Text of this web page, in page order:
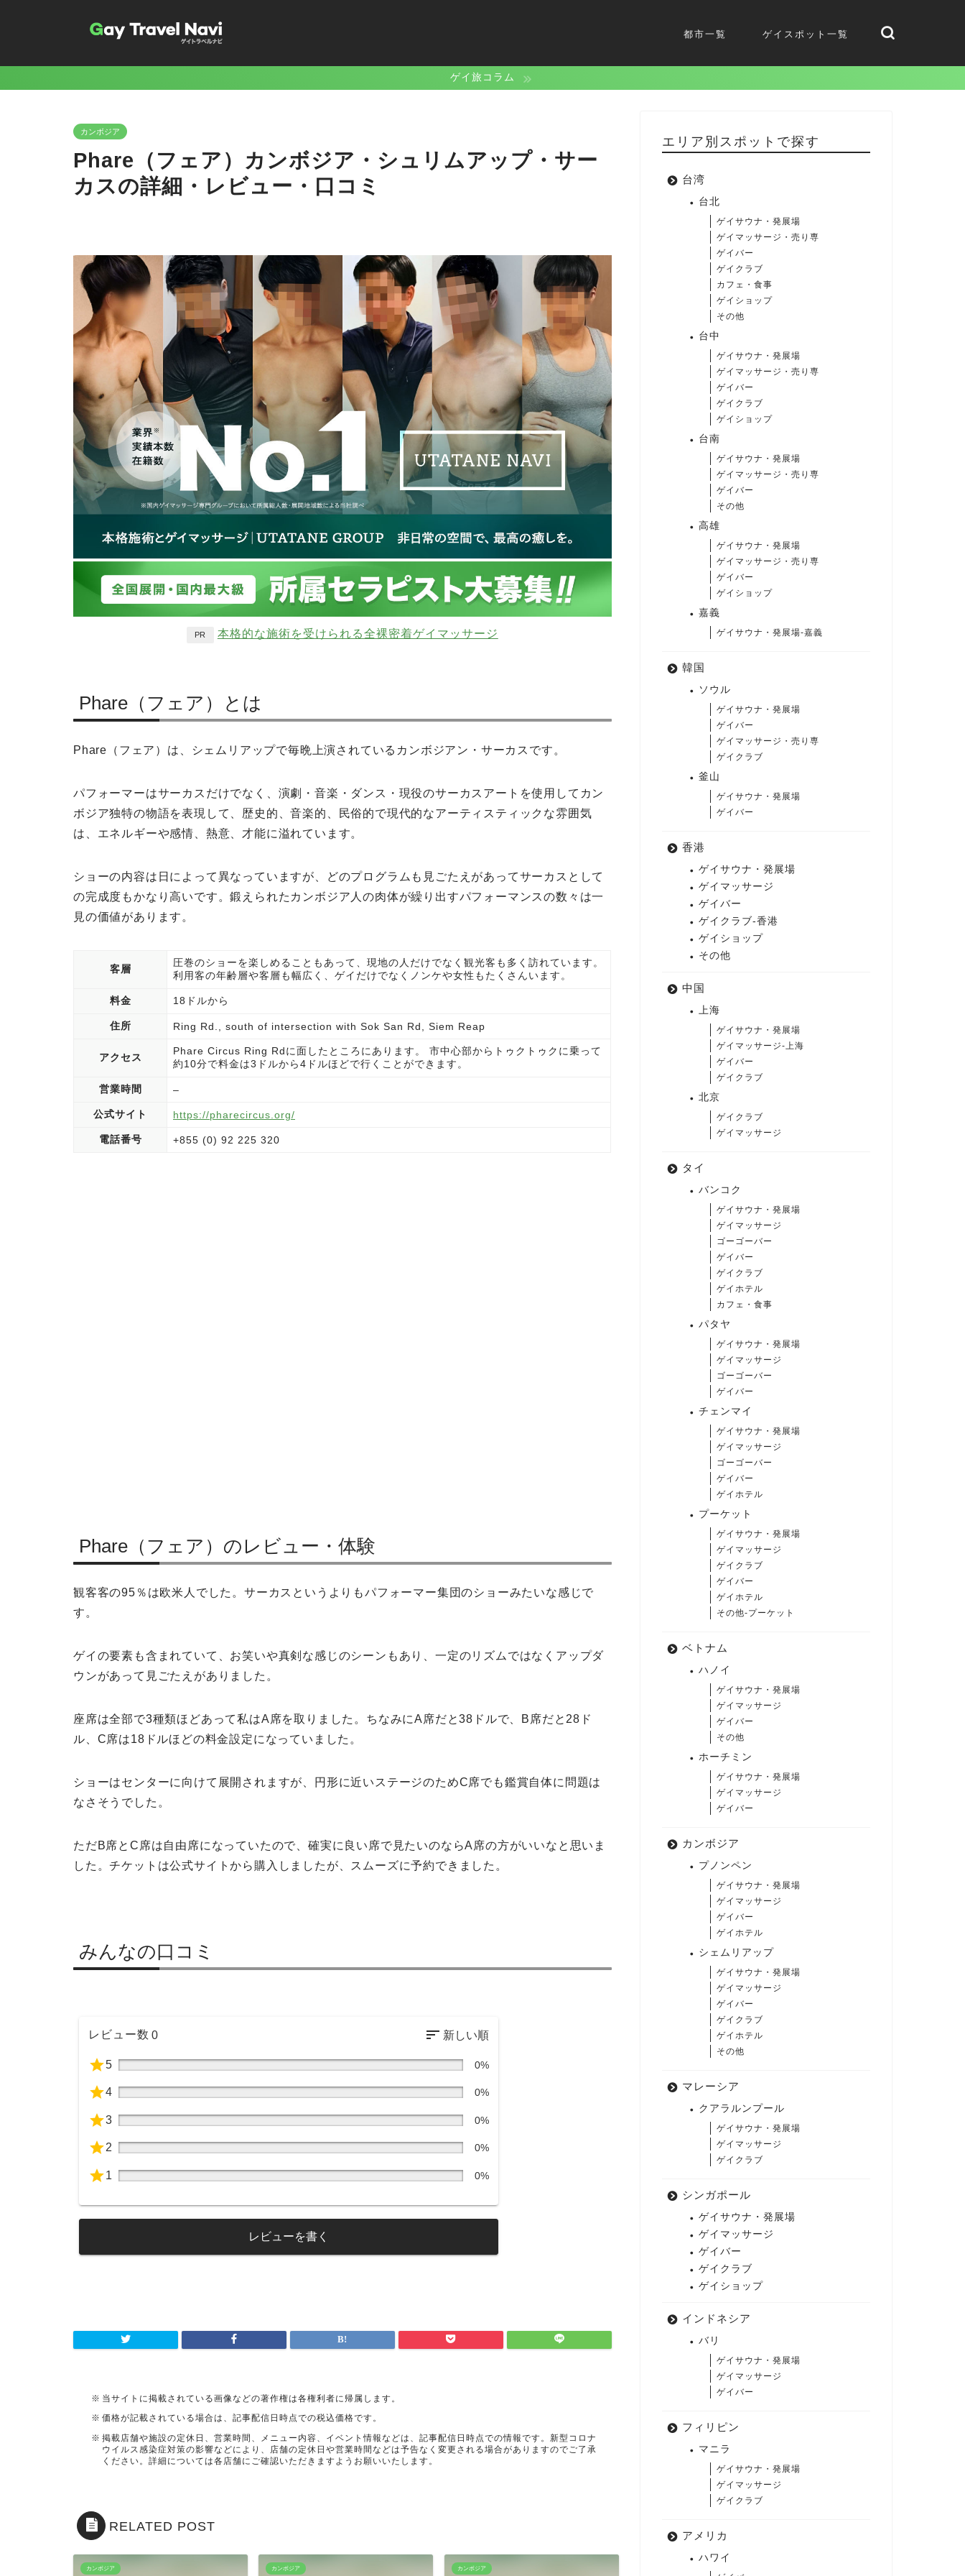
都市一覧 ゲイスポット一覧
ゲイ旅コラム
カンボジア
Phare（フェア）カンボジア・シュリムアップ・サー
カスの詳細・レビュー・口コミ
PR 本格的な施術を受けられる全裸密着ゲイマッサージ
Phare（フェア）とは
Phare（フェア）は、シェムリアップで毎晩上演されているカンボジアン・サーカスです。
パフォーマーはサーカスだけでなく、演劇・音楽・ダンス・現役のサーカスアートを使用してカン
ボジア独特の物語を表現して、歴史的、音楽的、民俗的で現代的なアーティスティックな雰囲気
は、エネルギーや感情、熱意、才能に溢れています。
ショーの内容は日によって異なっていますが、どのプログラムも見ごたえがあってサーカスとして
の完成度もかなり高いです。鍛えられたカンボジア人の肉体が繰り出すパフォーマンスの数々は一
見の価値があります。
客層
圧巻のショーを楽しめることもあって、現地の人だけでなく観光客も多く訪れています。
利用客の年齢層や客層も幅広く、ゲイだけでなくノンケや女性もたくさんいます。
料金 18ドルから
住所 Ring Rd., south of intersection with Sok San Rd, Siem Reap
アクセス
Phare Circus Ring Rdに面したところにあります。 市中心部からトゥクトゥクに乗って
約10分で料金は3ドルから4ドルほどで行くことができます。
営業時間 –
公式サイト https://pharecircus.org/
電話番号 +855 (0) 92 225 320
Phare（フェア）のレビュー・体験
観客客の95％は欧米人でした。サーカスというよりもパフォーマー集団のショーみたいな感じで
す。
ゲイの要素も含まれていて、お笑いや真剣な感じのシーンもあり、一定のリズムではなくアップダ
ウンがあって見ごたえがありました。
座席は全部で3種類ほどあって私はA席を取りました。ちなみにA席だと38ドルで、B席だと28ド
ル、C席は18ドルほどの料金設定になっていました。
ショーはセンターに向けて展開されますが、円形に近いステージのためC席でも鑑賞自体に問題は
なさそうでした。
ただB席とC席は自由席になっていたので、確実に良い席で見たいのならA席の方がいいなと思いま
した。チケットは公式サイトから購入しましたが、スムーズに予約できました。
みんなの口コミ
レビュー数 0
5 0%
4 0%
3 0%
2 0%
1 0%
レビューを書く
当サイトに掲載されている画像などの著作権は各権利者に帰属します。
価格が記載されている場合は、記事配信日時点での税込価格です。
掲載店舗や施設の定休日、営業時間、メニュー内容、イベント情報などは、記事配信日時点での情報です。新型コロナ
ウイルス感染症対策の影響などにより、店舗の定休日や営業時間などは予告なく変更される場合がありますのでご了承
ください。詳細については各店舗にご確認いただきますようお願いいたします。
RELATED POST
カンボジア カンボジア カンボジア
エリア別スポットで探す
台湾
台北
ゲイサウナ・発展場
ゲイマッサージ・売り専
ゲイバー
ゲイクラブ
カフェ・食事
ゲイショップ
その他
台中
ゲイサウナ・発展場
ゲイマッサージ・売り専
ゲイバー
ゲイクラブ
ゲイショップ
台南
ゲイサウナ・発展場
ゲイマッサージ・売り専
ゲイバー
その他
高雄
ゲイサウナ・発展場
ゲイマッサージ・売り専
ゲイバー
ゲイショップ
嘉義
ゲイサウナ・発展場-嘉義
韓国
ソウル
ゲイサウナ・発展場
ゲイバー
ゲイマッサージ・売り専
ゲイクラブ
釜山
ゲイサウナ・発展場
ゲイバー
香港
ゲイサウナ・発展場
ゲイマッサージ
ゲイバー
ゲイクラブ-香港
ゲイショップ
その他
中国
上海
ゲイサウナ・発展場
ゲイマッサージ-上海
ゲイバー
ゲイクラブ
北京
ゲイクラブ
ゲイマッサージ
タイ
バンコク
ゲイサウナ・発展場
ゲイマッサージ
ゴーゴーバー
ゲイバー
ゲイクラブ
ゲイホテル
カフェ・食事
パタヤ
ゲイサウナ・発展場
ゲイマッサージ
ゴーゴーバー
ゲイバー
チェンマイ
ゲイサウナ・発展場
ゲイマッサージ
ゴーゴーバー
ゲイバー
ゲイホテル
プーケット
ゲイサウナ・発展場
ゲイマッサージ
ゲイクラブ
ゲイバー
ゲイホテル
その他-プーケット
ベトナム
ハノイ
ゲイサウナ・発展場
ゲイマッサージ
ゲイバー
その他
ホーチミン
ゲイサウナ・発展場
ゲイマッサージ
ゲイバー
カンボジア
プノンペン
ゲイサウナ・発展場
ゲイマッサージ
ゲイバー
ゲイホテル
シェムリアップ
ゲイサウナ・発展場
ゲイマッサージ
ゲイバー
ゲイクラブ
ゲイホテル
その他
マレーシア
クアラルンプール
ゲイサウナ・発展場
ゲイマッサージ
ゲイクラブ
シンガポール
ゲイサウナ・発展場
ゲイマッサージ
ゲイバー
ゲイクラブ
ゲイショップ
インドネシア
バリ
ゲイサウナ・発展場
ゲイマッサージ
ゲイバー
フィリピン
マニラ
ゲイサウナ・発展場
ゲイマッサージ
ゲイクラブ
アメリカ
ハワイ